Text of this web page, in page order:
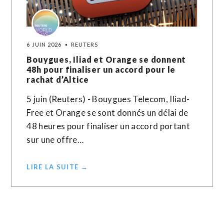
6 JUIN 2026 REUTERS
Bouygues, Iliad et Orange se donnent
48h pour finaliser un accord pour le
rachat d’Altice
5 juin (Reuters) - Bouygues Telecom, Iliad-
Free et Orange se sont donnés un délai de
48 heures pour finaliser un accord ​portant
‌sur une offre…
LIRE LA SUITE →